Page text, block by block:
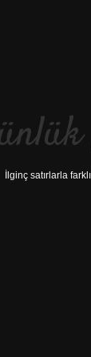
İlginç satırlarla